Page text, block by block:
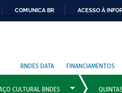
COMUNICA BR ACESSO À
BNDES DATA FINANCIAMENTOS